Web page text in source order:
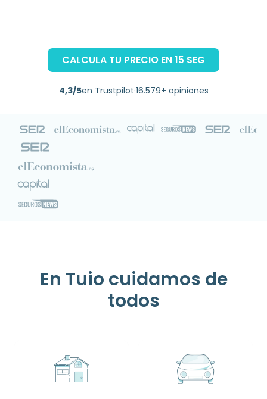
CALCULA TU PRECIO EN 15 SEG
4,3/5en Trustpilot·16.579+ opiniones
En Tuio cuidamos de
todos